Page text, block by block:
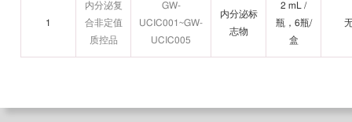
1
内分泌复
合非定值
质控品
GW-
UCIC001~GW-
UCIC005
内分泌标
志物
2 mL /
瓶，6瓶/
盒